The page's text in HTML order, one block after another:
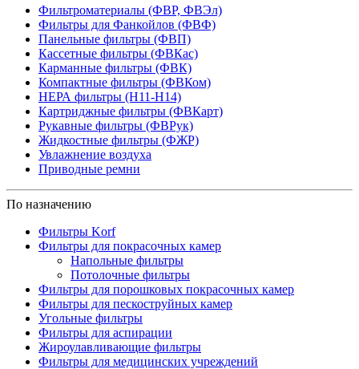
Фильтроматериалы (ФВР, ФВЭл)
Фильтры для Фанкойлов (ФВФ)
Панельные фильтры (ФВП)
Кассетные фильтры (ФВКас)
Карманные фильтры (ФВК)
Компактные фильтры (ФВКом)
НЕРА фильтры (H11-H14)
Картриджные фильтры (ФВКарт)
Рукавные фильтры (ФВРук)
Жидкостные фильтры (ФЖР)
Увлажнение воздуха
Приводные ремни
По назначению
Фильтры Korf
Фильтры для покрасочных камер
Напольные фильтры
Потолочные фильтры
Фильтры для порошковых покрасочных камер
Фильтры для пескоструйных камер
Угольные фильтры
Фильтры для аспирации
Жироулавливающие фильтры
Фильтры для медицинских учреждений